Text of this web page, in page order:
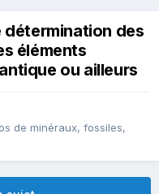
des
éléments
ou ailleurs
de minéraux, fossiles,